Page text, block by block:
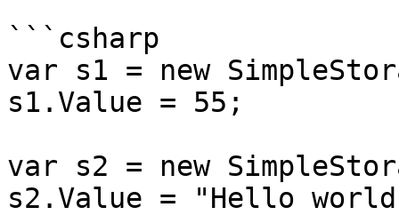
```csharp
var s1 = new
s1.Value = 55;
var s2 = new
s2.Value = "Hello